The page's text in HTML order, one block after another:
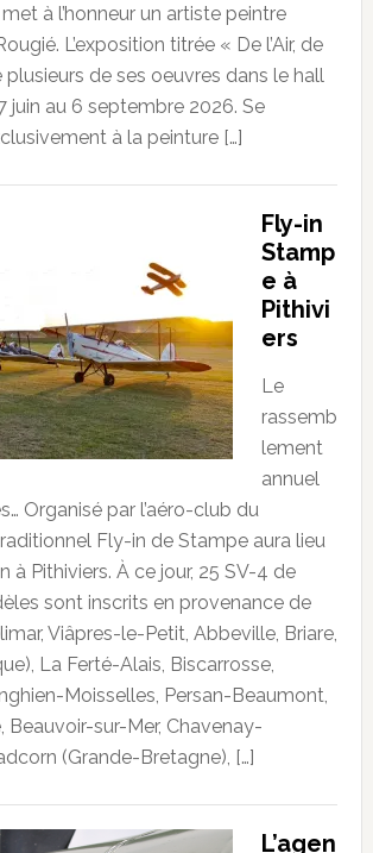
à l’honneur un artiste peintre
L’exposition titrée « De l’Air, de
plusieurs de ses oeuvres dans le hall
juin au 6 septembre 2026. Se
à la peinture […]
Fly-in
Stamp
e à
Pithivi
ers
Le
rassemb
lement
annuel
Organisé par l’aéro-club du
Fly-in de Stampe aura lieu
à Pithiviers. À ce jour, 25 SV-4 de
sont inscrits en provenance de
Viâpres-le-Petit, Abbeville, Briare,
La Ferté-Alais, Biscarrosse,
Moisselles, Persan-Beaumont,
Beauvoir-sur-Mer, Chavenay-
(Grande-Bretagne), […]
L’agen